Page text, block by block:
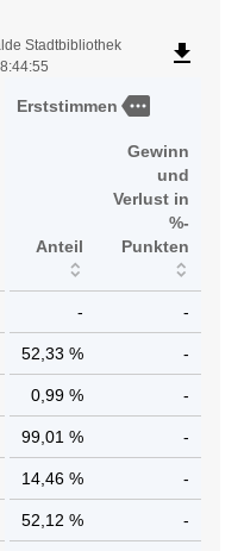
Stadtbibliothek
file_download
Erststimmen more
Anteil
Gewinn
und
Verlust in
%-
Punkten
- -
52,33 % -
0,99 % -
99,01 % -
14,46 % -
52,12 % -